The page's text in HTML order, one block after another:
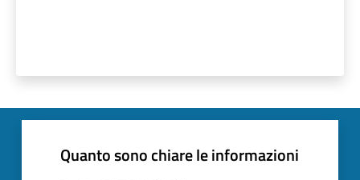
Quanto sono chiare le informazioni